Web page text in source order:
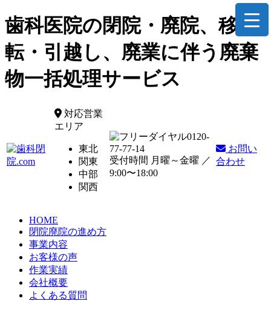
歯科医院の閉院・廃院、移
転・引越し、廃業に伴う廃棄
物一括処理サービス
対応営業
エリア
東北
関東
中部
関西
0120-
77-77-14
受付時間 月曜～金曜 ／
9:00〜18:00
お問い
合わせ
HOME
閉院廃院の進め方
事業内容
お客様の声
作業実績
会社概要
よくある質問